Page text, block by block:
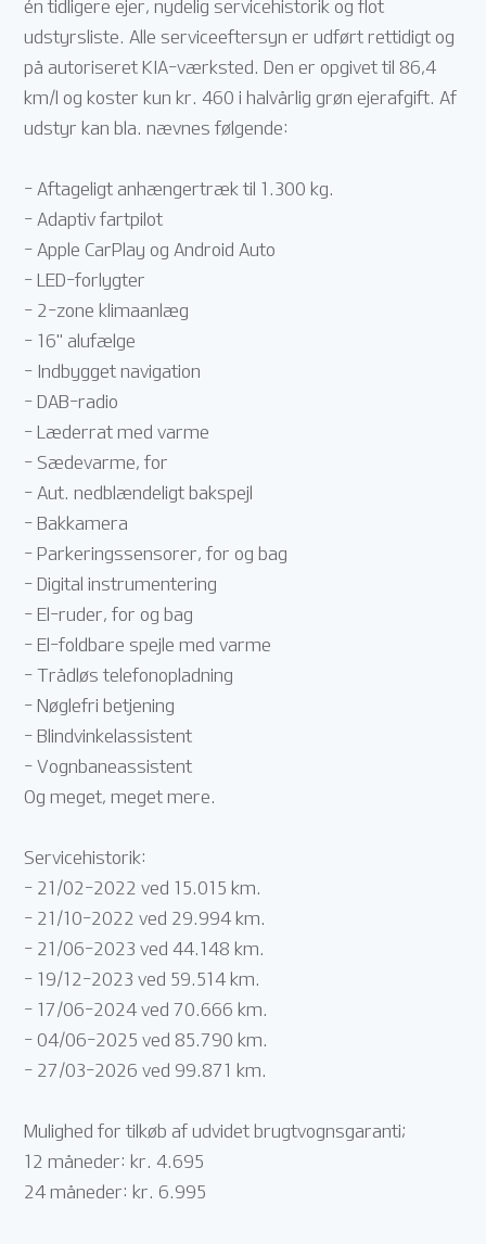
én tidligere ejer, nydelig servicehistorik og flot
udstyrsliste. Alle serviceeftersyn er udført rettidigt og
på autoriseret KIA-værksted. Den er opgivet til 86,4
km/l og koster kun kr. 460 i halvårlig grøn ejerafgift. Af
udstyr kan bla. nævnes følgende:
- Aftageligt anhængertræk til 1.300 kg.
- Adaptiv fartpilot
- Apple CarPlay og Android Auto
- LED-forlygter
- 2-zone klimaanlæg
- 16" alufælge
- Indbygget navigation
- DAB-radio
- Læderrat med varme
- Sædevarme, for
- Aut. nedblændeligt bakspejl
- Bakkamera
- Parkeringssensorer, for og bag
- Digital instrumentering
- El-ruder, for og bag
- El-foldbare spejle med varme
- Trådløs telefonopladning
- Nøglefri betjening
- Blindvinkelassistent
- Vognbaneassistent
Og meget, meget mere.
Servicehistorik:
- 21/02-2022 ved 15.015 km.
- 21/10-2022 ved 29.994 km.
- 21/06-2023 ved 44.148 km.
- 19/12-2023 ved 59.514 km.
- 17/06-2024 ved 70.666 km.
- 04/06-2025 ved 85.790 km.
- 27/03-2026 ved 99.871 km.
Mulighed for tilkøb af udvidet brugtvognsgaranti;
12 måneder: kr. 4.695
24 måneder: kr. 6.995